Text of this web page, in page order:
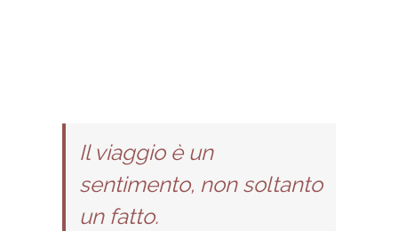
Il viaggio è un
sentimento, non soltanto
un fatto.